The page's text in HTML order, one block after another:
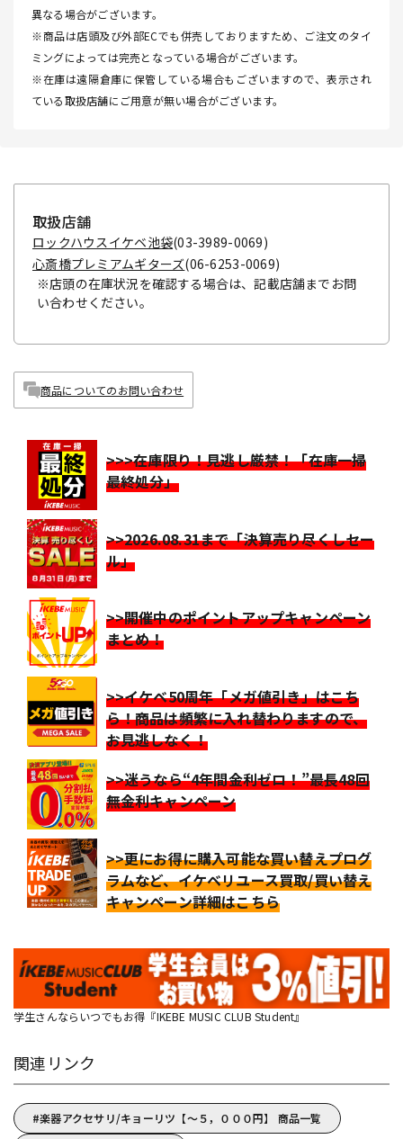
異なる場合がございます。
※商品は店頭及び外部ECでも併売しておりますため、ご注文のタイ
ミングによっては完売となっている場合がございます。
※在庫は遠隔倉庫に保管している場合もございますので、表示され
ている取扱店舗にご用意が無い場合がございます。
取扱店舗
ロックハウスイケベ池袋(03-3989-0069)
心斎橋プレミアムギターズ(06-6253-0069)
※店頭の在庫状況を確認する場合は、記載店舗までお問
い合わせください。
商品についてのお問い合わせ
>>>在庫限り！見逃し厳禁！「在庫一掃
最終処分」
>>2026.08.31まで「決算売り尽くしセー
ル」
>>開催中のポイントアップキャンペーン
まとめ！
>>イケベ50周年「メガ値引き」はこち
ら！商品は頻繁に入れ替わりますので、
お見逃しなく！
>>迷うなら“4年間金利ゼロ！”最長48回
無金利キャンペーン
>>更にお得に購入可能な買い替えプログ
ラムなど、イケベリユース買取/買い替え
キャンペーン詳細はこちら
学生さんならいつでもお得『IKEBE MUSIC CLUB Student』
関連リンク
楽器アクセサリ/キョーリツ【～５，０００円】 商品一覧